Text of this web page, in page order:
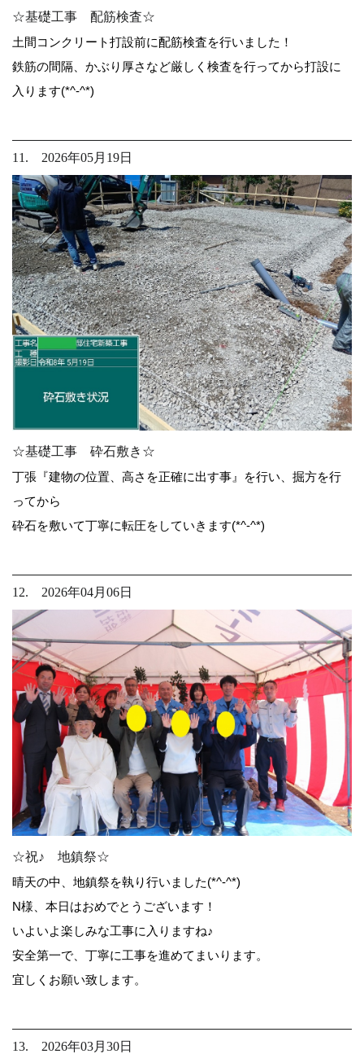
☆基礎工事 配筋検査☆
土間コンクリート打設前に配筋検査を行いました！
鉄筋の間隔、かぶり厚さなど厳しく検査を行ってから打設に
入ります(*^-^*)
11. 2026年05月19日
☆基礎工事 砕石敷き☆
丁張『建物の位置、高さを正確に出す事』を行い、掘方を行
ってから
砕石を敷いて丁寧に転圧をしていきます(*^-^*)
12. 2026年04月06日
☆祝♪ 地鎮祭☆
晴天の中、地鎮祭を執り行いました(*^-^*)
N様、本日はおめでとうございます！
いよいよ楽しみな工事に入りますね♪
安全第一で、丁寧に工事を進めてまいります。
宜しくお願い致します。
13. 2026年03月30日